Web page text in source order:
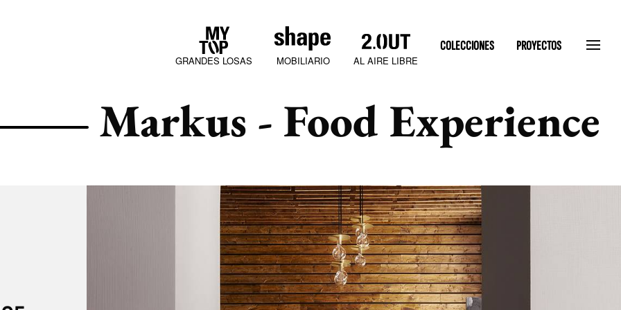
GRANDES LOSAS MOBILIARIO AL AIRE LIBRE
COLECCIONES
COLLECTIONS
JURA MOOD SLATEN STONE
PROYECTOS
Markus - Food Experience